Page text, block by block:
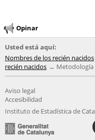
Opinar
Usted está aquí:
Nombres de los recién nacidos
recién nacidos
Metodología
Aviso legal
Accesibilidad
Instituto de Estadística de